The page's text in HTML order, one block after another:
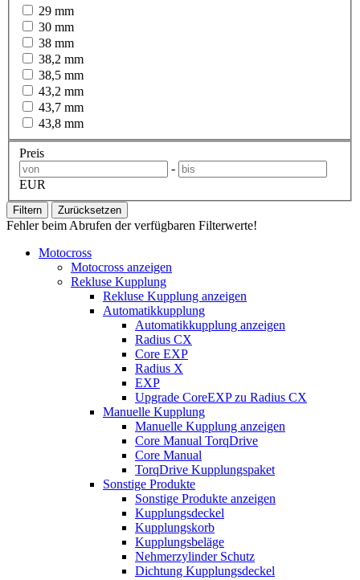
29 mm
30 mm
38 mm
38,2 mm
38,5 mm
43,2 mm
43,7 mm
43,8 mm
Preis
-
EUR
Filtern Zurücksetzen
Fehler beim Abrufen der verfügbaren Filterwerte!
Motocross
Motocross anzeigen
Rekluse Kupplung
Rekluse Kupplung anzeigen
Automatikkupplung
Automatikkupplung anzeigen
Radius CX
Core EXP
Radius X
EXP
Upgrade CoreEXP zu Radius CX
Manuelle Kupplung
Manuelle Kupplung anzeigen
Core Manual TorqDrive
Core Manual
TorqDrive Kupplungspaket
Sonstige Produkte
Sonstige Produkte anzeigen
Kupplungsdeckel
Kupplungskorb
Kupplungsbeläge
Nehmerzylinder Schutz
Dichtung Kupplungsdeckel